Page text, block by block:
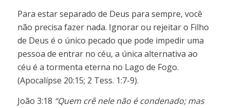
Para estar separado de Deus para sempre, você
não precisa fazer nada. Ignorar ou rejeitar o Filho
de Deus é o único pecado que pode impedir uma
pessoa de entrar no céu, a única alternativa ao
céu é a tormenta eterna no Lago de Fogo.
(Apocalípse 20:15; 2 Tess. 1:7-9).
João 3:18 “Quem crê nele não é condenado; mas